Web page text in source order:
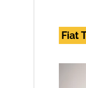
Fiat